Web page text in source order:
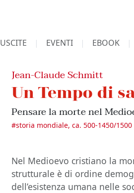
USCITE EVENTI EBOOK
Jean-Claude Schmitt
Un Tempo di
Pensare la morte nel
#storia mondiale, ca. 500-1450/1500
Nel Medioevo cristiano la
strutturale è di ordine
dell’esistenza umana nelle